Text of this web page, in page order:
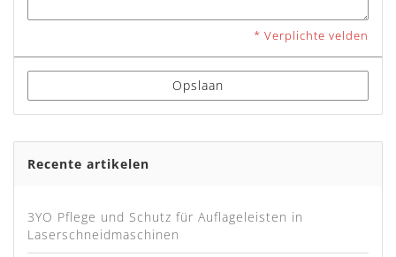
* Verplichte velden
Opslaan
Recente artikelen
3YO Pflege und Schutz für Auflageleisten in
Laserschneidmaschinen